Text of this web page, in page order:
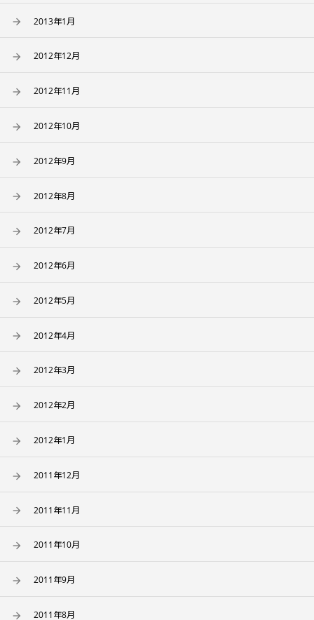
2013年1月
2012年12月
2012年11月
2012年10月
2012年9月
2012年8月
2012年7月
2012年6月
2012年5月
2012年4月
2012年3月
2012年2月
2012年1月
2011年12月
2011年11月
2011年10月
2011年9月
2011年8月